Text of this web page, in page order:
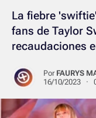
La fiebre
fans de Taylor
recaudaciones
Por FAURYS
16/10/2023 ·